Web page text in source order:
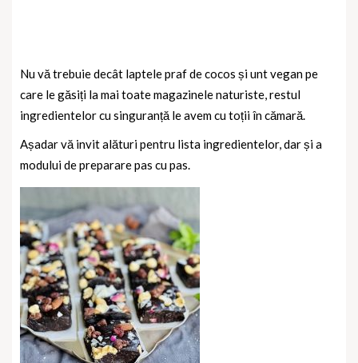
Nu vă trebuie decât laptele praf de cocos și unt vegan pe
care le găsiți la mai toate magazinele naturiste, restul
ingredientelor cu singuranță le avem cu toții în cămară.
Așadar vă invit alături pentru lista ingredientelor, dar și a
modului de preparare pas cu pas.